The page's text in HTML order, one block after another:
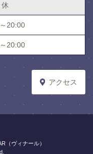
休
20:00
20:00
アクセス
（ヴィナール）